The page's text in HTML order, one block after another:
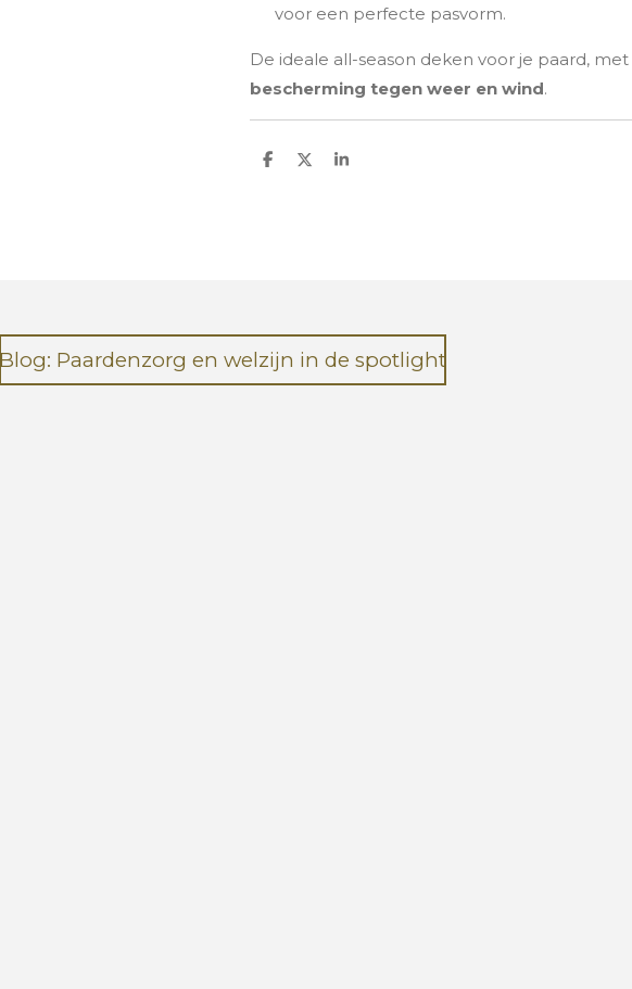
voor een perfecte pasvorm.
De ideale all-season deken voor je paard, met
bescherming tegen weer en wind.
D
D
S
Blog: Paardenzorg en welzijn in de spotlight